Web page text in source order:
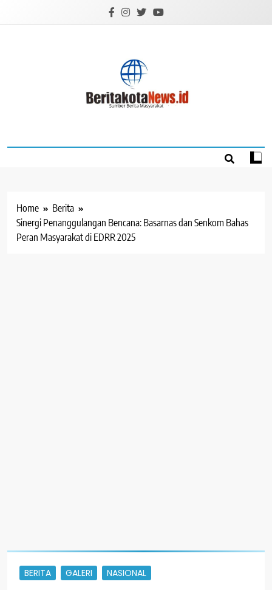
Home
Berita
Sinergi Penanggulangan Bencana: Basarnas dan Senkom Bahas
Peran Masyarakat di EDRR 2025
BERITA GALERI NASIONAL